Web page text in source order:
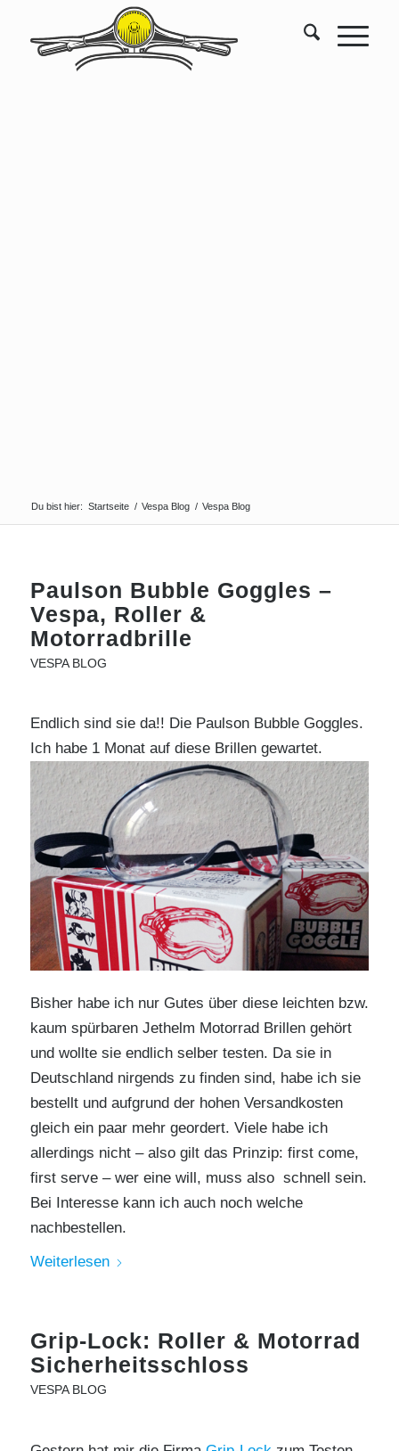
Du bist hier: Startseite / Vespa Blog / Vespa Blog
Paulson Bubble Goggles –
Vespa, Roller &
Motorradbrille
VESPA BLOG
Endlich sind sie da!! Die Paulson Bubble Goggles.
Ich habe 1 Monat auf diese Brillen gewartet.
Bisher habe ich nur Gutes über diese leichten bzw.
kaum spürbaren Jethelm Motorrad Brillen gehört
und wollte sie endlich selber testen. Da sie in
Deutschland nirgends zu finden sind, habe ich sie
bestellt und aufgrund der hohen Versandkosten
gleich ein paar mehr geordert. Viele habe ich
allerdings nicht – also gilt das Prinzip: first come,
first serve – wer eine will, muss also schnell sein.
Bei Interesse kann ich auch noch welche
nachbestellen.
Weiterlesen
Grip-Lock: Roller & Motorrad
Sicherheitsschloss
VESPA BLOG